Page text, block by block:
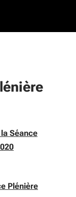
Produits
Séance
Plénière